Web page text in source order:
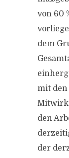
von 60
dem
mit den
den
der